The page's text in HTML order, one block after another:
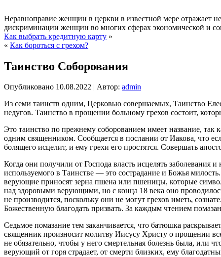
Неравноправие женщин в церкви в известной мере
дискриминации женщин во многих сферах экономической и
Как выбрать кредитную карту »
« Как бороться с грехом?
Таинство Соборования
Опубликовано 10.08.2022 | Автор: admin
Из семи таинств одним, Церковью совершаемых, Таинство
недугов. Таинство в прощении больному грехов состоит,
Это таинство по прежнему соборованием имеет название, так
одним священником. Сообщается в послании от Иакова, что
болящего исцелит, и ему грехи его простятся. Совершать
Когда они получили от Господа власть исцелять
используемого в Таинстве — это сострадание и Божья
верующие приносят зерна пшена или пшеницы, которые
над здоровыми верующими, но с конца 18 века оно
не производится, поскольку они не могут грехов иметь,
Божественную благодать призвать. За каждым чтением
Седьмое помазание тем заканчивается, что батюшка
священник произносит молитву Иисусу Христу о прощении
не обязательно, чтобы у него смертельная болезнь была, или
верующий от горя страдает, от смерти близких, ему